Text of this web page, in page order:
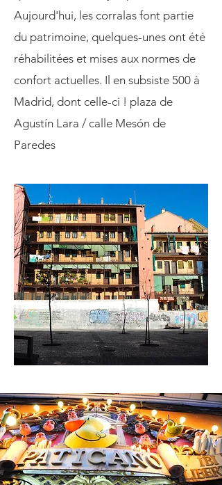
Aujourd'hui, les corralas font partie
du patrimoine, quelques-unes ont été
réhabilitées et mises aux normes de
confort actuelles. Il en subsiste 500 à
Madrid, dont celle-ci ! ​plaza de
Agustín Lara / calle Mesón de
Paredes